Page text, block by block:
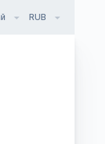
RUB